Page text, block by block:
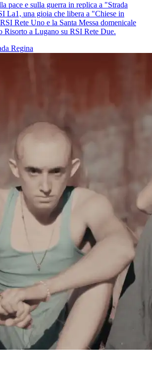
pace e sulla guerra in replica a "Strada
La1, una gioia che libera a "Chiese in
Rete Uno e la Santa Messa domenicale
Risorto a Lugano su RSI Rete Due.
Regina